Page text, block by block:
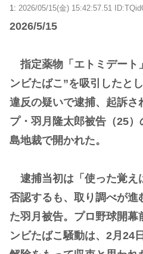
1: 2026/05/15(金) 15:42:57.51
2026/5/15
指定薬物「エトミデート
ンビたばこ”を吸引したと
違反の疑いで逮捕、起訴さ
プ・羽月隆太郎被告（25
島地裁で開かれた。
逮捕当初は「使った覚え
否認するも、取り調べが進
た羽月被告。プロ野球開
ンビたばこ騒動は、2月24